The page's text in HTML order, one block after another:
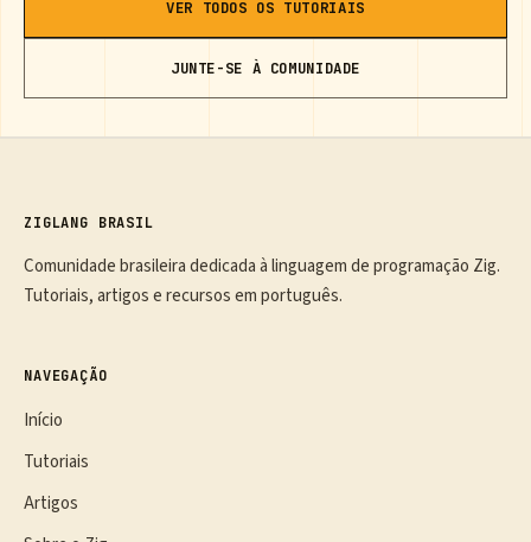
VER TODOS OS TUTORIAIS
JUNTE-SE À COMUNIDADE
ZIGLANG BRASIL
Comunidade brasileira dedicada à linguagem de programação Zig.
Tutoriais, artigos e recursos em português.
NAVEGAÇÃO
Início
Tutoriais
Artigos